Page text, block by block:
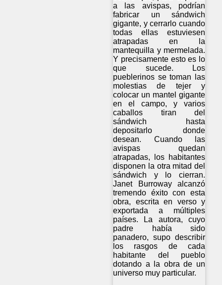
a las avispas, podrían
fabricar un sándwich
gigante, y cerrarlo cuando
todas ellas estuviesen
atrapadas en la
mantequilla y mermelada.
Y precisamente esto es lo
que sucede. Los
pueblerinos se toman las
molestias de tejer y
colocar un mantel gigante
en el campo, y varios
caballos tiran del
sándwich hasta
depositarlo donde
desean. Cuando las
avispas quedan
atrapadas, los habitantes
disponen la otra mitad del
sándwich y lo cierran.
Janet Burroway alcanzó
tremendo éxito con esta
obra, escrita en verso y
exportada a múltiples
países. La autora, cuyo
padre había sido
panadero, supo describir
los rasgos de cada
habitante del pueblo
dotando a la obra de un
universo muy particular.